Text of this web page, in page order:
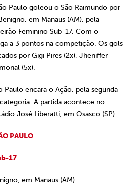
Paulo goleou o São Raimundo por
em Manaus (AM), pela
Feminino Sub-17. Com o
a 3 pontos na competição. Os gols
por Gigi Pires (2x), Jheniffer
(5x).
encara o Ação, pela segunda
A partida acontece no
José Liberatti, em Osasco (SP).
PAULO
17
em Manaus (AM)